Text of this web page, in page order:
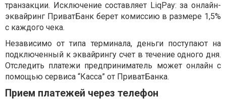
транзакции. Исключение составляет LiqPay: за онлайн-
эквайринг ПриватБанк берет комиссию в размере 1,5%
с каждого чека.
Независимо от типа терминала, деньги поступают на
подключенный к эквайрингу счет в течение одного дня.
Отследить платежи предприниматель может онлайн с
помощью сервиса “Касса” от ПриватБанка.
Прием платежей через телефон